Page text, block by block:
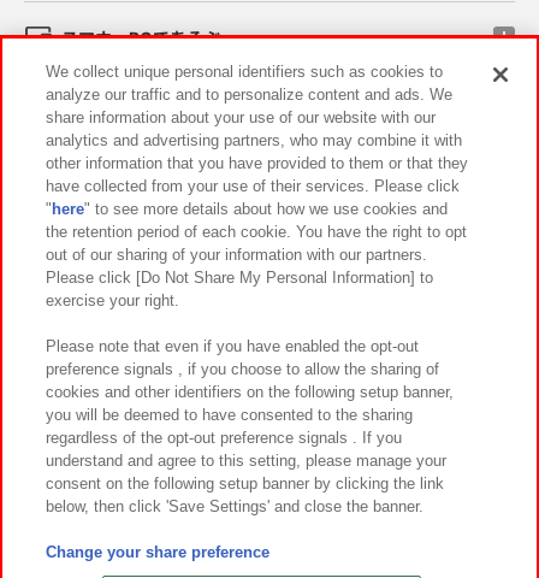
スマホ・PCであそぶ
イベント・キャンペーン
関連会社 サステナビリティ サイトポリシー
プライバシーポリシー ウェブアクセシビリティ方針と検証結果
お取引先さまとともに
カスタマーハラスメント対応方針 よくあるご質問・お問い合わせ
©Bandai Namco Amusement Inc.
©Bandai Namco Amusement Lab Inc.
We collect unique personal identifiers such as cookies to
analyze our traffic and to personalize content and ads. We
share information about your use of our website with our
analytics and advertising partners, who may combine it with
other information that you have provided to them or that they
have collected from your use of their services. Please click
" here" to see more details about how we use cookies and
the retention period of each cookie. You have the right to opt
out of our sharing of your information with our partners.
Please click [Do Not Share My Personal Information] to
exercise your right.
Please note that even if you have enabled the opt-out
preference signals , if you choose to allow the sharing of
cookies and other identifiers on the following setup banner,
you will be deemed to have consented to the sharing
regardless of the opt-out preference signals . If you
understand and agree to this setting, please manage your
consent on the following setup banner by clicking the link
below, then click 'Save Settings' and close the banner.
Change your share preference